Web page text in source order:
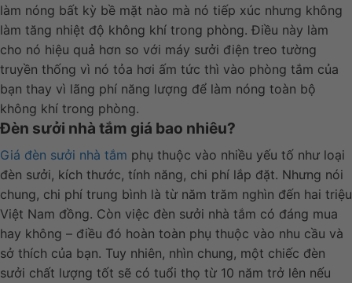
làm nóng bất kỳ bề mặt nào mà nó tiếp xúc nhưng không
làm tăng nhiệt độ không khí trong phòng. Điều này làm
cho nó hiệu quả hơn so với máy sưởi điện treo tường
truyền thống vì nó tỏa hơi ấm tức thì vào phòng tắm của
bạn thay vì lãng phí năng lượng để làm nóng toàn bộ
không khí trong phòng.
Đèn sưởi nhà tắm giá bao nhiêu?
Giá đèn sưởi nhà tắm phụ thuộc vào nhiều yếu tố như loại
đèn sưởi, kích thước, tính năng, chi phí lắp đặt. Nhưng nói
chung, chi phí trung bình là từ năm trăm nghìn đến hai triệu
Việt Nam đồng. Còn việc đèn sưởi nhà tắm có đáng mua
hay không – điều đó hoàn toàn phụ thuộc vào nhu cầu và
sở thích của bạn. Tuy nhiên, nhìn chung, một chiếc đèn
sưởi chất lượng tốt sẽ có tuổi thọ từ 10 năm trở lên nếu